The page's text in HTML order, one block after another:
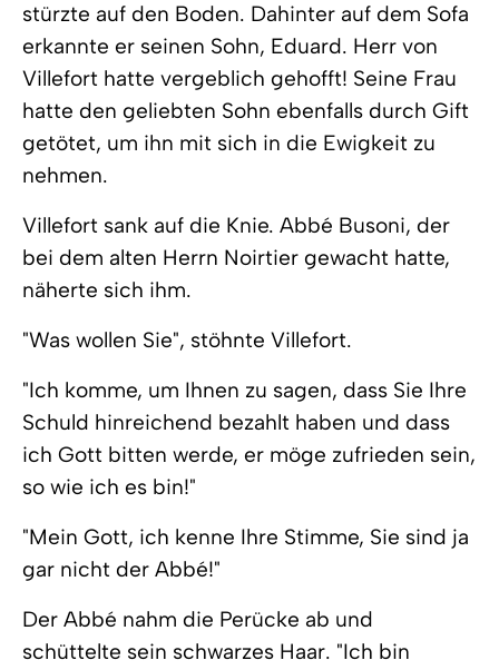
stürzte auf den Boden. Dahinter auf dem Sofa
erkannte er seinen Sohn, Eduard. Herr von
Villefort hatte vergeblich gehofft! Seine Frau
hatte den geliebten Sohn ebenfalls durch Gift
getötet, um ihn mit sich in die Ewigkeit zu
nehmen.
Villefort sank auf die Knie. Abbé Busoni, der
bei dem alten Herrn Noirtier gewacht hatte,
näherte sich ihm.
"Was wollen Sie", stöhnte Villefort.
"Ich komme, um Ihnen zu sagen, dass Sie Ihre
Schuld hinreichend bezahlt haben und dass
ich Gott bitten werde, er möge zufrieden sein,
so wie ich es bin!"
"Mein Gott, ich kenne Ihre Stimme, Sie sind ja
gar nicht der Abbé!"
Der Abbé nahm die Perücke ab und
schüttelte sein schwarzes Haar. "Ich bin